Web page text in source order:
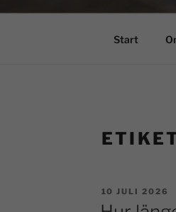
Start
10 JULI 2026